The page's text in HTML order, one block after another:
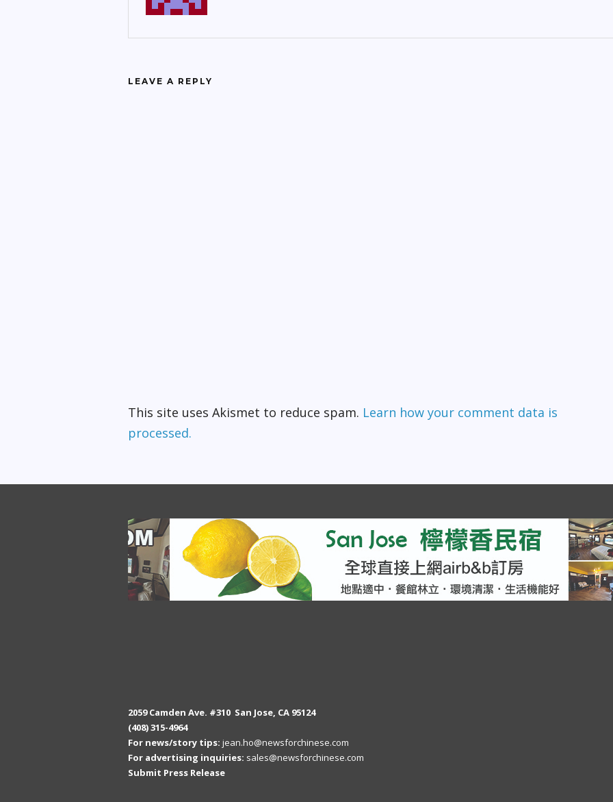
LEAVE A REPLY
This site uses Akismet to reduce spam. Learn how your comment data is
processed.
2059 Camden Ave. #310 San Jose, CA 95124
(408) 315-4964
For news/story tips: jean.ho@newsforchinese.com
For advertising inquiries: sales@newsforchinese.com
Submit Press Release